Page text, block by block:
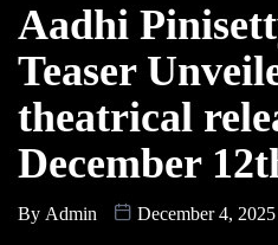
Aadhi
Teaser
theatrical
December
By Admin December 4, 2025